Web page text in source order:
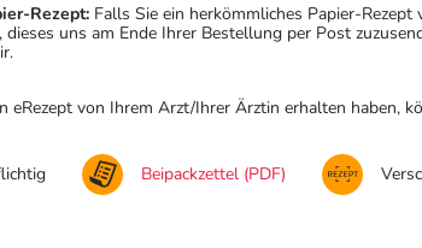
Rezept: Falls Sie ein herkömmliches Papier-
uns am Ende Ihrer Bestellung per Post
eRezept von Ihrem Arzt/Ihrer Ärztin erhalten haben,
Beipackzettel (PDF)